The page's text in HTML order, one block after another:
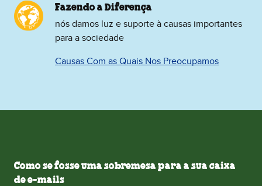
Fazendo a Diferença
nós damos luz e suporte à causas importantes
para a sociedade
Causas Com as Quais Nos Preocupamos
Como se fosse uma sobremesa para a sua caixa
de e-mails